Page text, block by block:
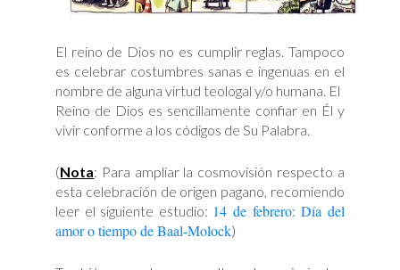
El reino de Dios no es cumplir reglas. Tampoco
es celebrar costumbres sanas e ingenuas en el
nombre de alguna virtud teologal y/o humana. El
Reino de Dios es sencillamente confiar en Él y
vivir conforme a los códigos de Su Palabra.
(Nota: Para ampliar la cosmovisión respecto a
esta celebración de origen pagano, recomiendo
leer el siguiente estudio: 14 de febrero: Día del
amor o tiempo de Baal-Molock)